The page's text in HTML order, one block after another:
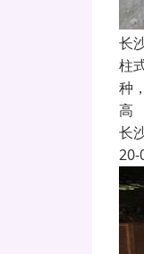
长
柱
种
高
长
20-